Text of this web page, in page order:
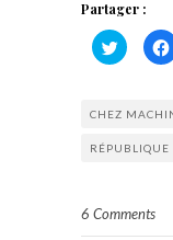
Partager :
Cliquez
pour
partager
dans
une
fenêtre)
CHEZ
6 Comments